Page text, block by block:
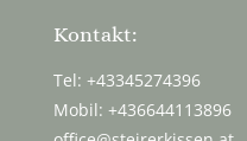
Kontakt:
Tel: +43345274396
Mobil: +436644113896